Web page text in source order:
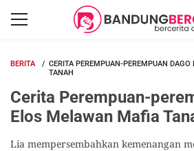
BERITA
CERITA PEREMPUAN-PEREMPUAN
TANAH
Cerita Perempuan-
Elos Melawan Mafia
Lia mempersembahkan kemenangan